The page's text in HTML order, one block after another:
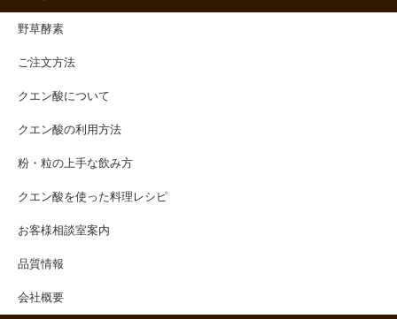
野草酵素
ご注文方法
クエン酸について
クエン酸の利用方法
粉・粒の上手な飲み方
クエン酸を使った料理レシピ
お客様相談室案内
品質情報
会社概要